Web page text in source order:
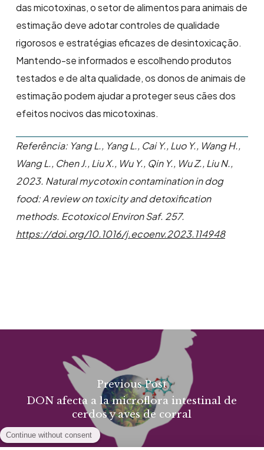
das micotoxinas, o setor de alimentos para animais de
estimação deve adotar controles de qualidade
rigorosos e estratégias eficazes de desintoxicação.
Mantendo-se informados e escolhendo produtos
testados e de alta qualidade, os donos de animais de
estimação podem ajudar a proteger seus cães dos
efeitos nocivos das micotoxinas.
Referência: Yang L., Yang L., Cai Y., Luo Y., Wang H.,
Wang L., Chen J., Liu X., Wu Y., Qin Y., Wu Z., Liu N.,
2023. Natural mycotoxin contamination in dog
food: A review on toxicity and detoxification
methods. Ecotoxicol Environ Saf. 257.
https://doi.org/10.1016/j.ecoenv.2023.114948
Previous Post
DON afecta a la microflora intestinal de
cerdos y aves de corral